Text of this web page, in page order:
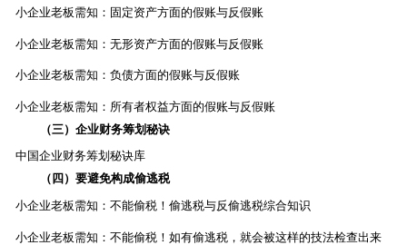
小企业老板需知：固定资产方面的假账与反假账
小企业老板需知：无形资产方面的假账与反假账
小企业老板需知：负债方面的假账与反假账
小企业老板需知：所有者权益方面的假账与反假账
（三）企业财务筹划秘诀
中国企业财务筹划秘诀库
（四）要避免构成偷逃税
小企业老板需知：不能偷税！偷逃税与反偷逃税综合知识
小企业老板需知：不能偷税！如有偷逃税，就会被这样的技法检查出来